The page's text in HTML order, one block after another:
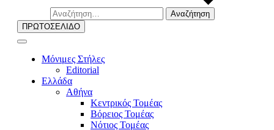
Αναζήτηση
για:
ΠΡΩΤΟΣΕΛΙΔΟ
Μόνιμες Στήλες
Editorial
Ελλάδα
Αθήνα
Κεντρικός Τομέας
Βόρειος Τομέας
Νότιος Τομέας